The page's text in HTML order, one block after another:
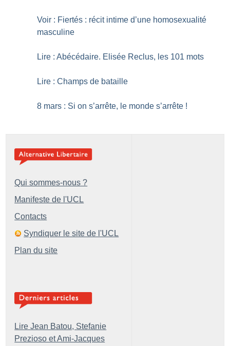
Voir : Fiertés : récit intime d’une homosexualité
masculine
Lire : Abécédaire. Elisée Reclus, les 101 mots
Lire : Champs de bataille
8 mars : Si on s’arrête, le monde s’arrête !
Qui sommes-nous ?
Manifeste de l'UCL
Contacts
Syndiquer le site de l'UCL
Plan du site
Lire Jean Batou, Stefanie
Prezioso et Ami-Jacques